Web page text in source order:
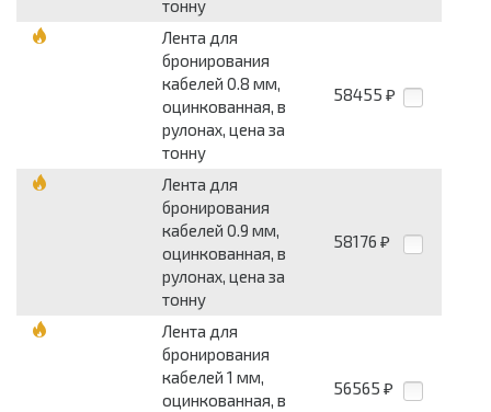
тонну
Лента для
бронирования
кабелей 0.8 мм,
оцинкованная, в
рулонах, цена за
тонну
58455 ₽
Лента для
бронирования
кабелей 0.9 мм,
оцинкованная, в
рулонах, цена за
тонну
58176 ₽
Лента для
бронирования
кабелей 1 мм,
оцинкованная, в
56565 ₽